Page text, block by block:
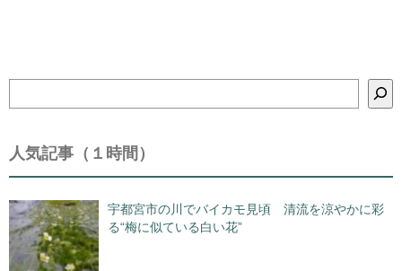
人気記事（１時間）
宇都宮市の川でバイカモ見頃 清流を涼やかに彩
る“梅に似ている白い花”